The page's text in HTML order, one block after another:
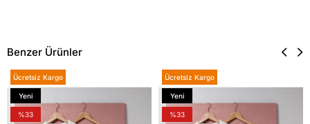
Benzer Ürünler
Ücretsiz Kargo
Yeni
Ürün
%33
Ücretsiz Kargo
Yeni
Ürün
%33